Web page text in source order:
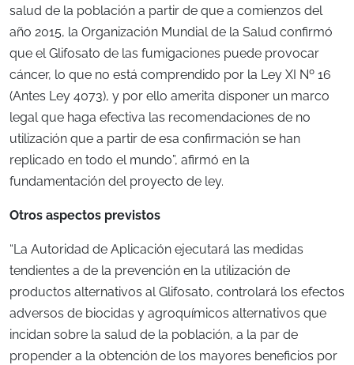
salud de la población a partir de que a comienzos del
año 2015, la Organización Mundial de la Salud confirmó
que el Glifosato de las fumigaciones puede provocar
cáncer, lo que no está comprendido por la Ley XI Nº 16
(Antes Ley 4073), y por ello amerita disponer un marco
legal que haga efectiva las recomendaciones de no
utilización que a partir de esa confirmación se han
replicado en todo el mundo”, afirmó en la
fundamentación del proyecto de ley.
Otros aspectos previstos
“La Autoridad de Aplicación ejecutará las medidas
tendientes a de la prevención en la utilización de
productos alternativos al Glifosato, controlará los efectos
adversos de biocidas y agroquímicos alternativos que
incidan sobre la salud de la población, a la par de
propender a la obtención de los mayores beneficios por